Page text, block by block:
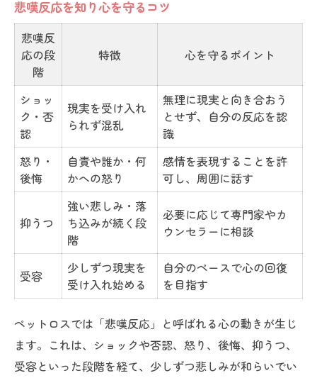
悲嘆反応を知り心を守るコツ
悲嘆反
応の段
階
特徴 心を守るポイント
ショッ
ク・否
認
現実を受け入れ
られず混乱
無理に現実と向き合おう
とせず、自分の反応を認
識
怒り・
後悔
自責や誰か・何
かへの怒り
感情を表現することを許
可し、周囲に話す
抑うつ
強い悲しみ・落
ち込みが続く段
階
必要に応じて専門家やカ
ウンセラーに相談
受容
少しずつ現実を
受け入れ始める
自分のペースで心の回復
を目指す
ペットロスでは「悲嘆反応」と呼ばれる心の動きが生じ
ます。これは、ショックや否認、怒り、後悔、抑うつ、
受容といった段階を経て、少しずつ悲しみが和らいでい